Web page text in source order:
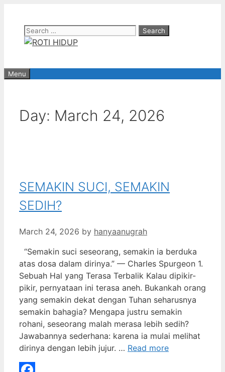
contentSearch
for:
Menu
Day: March 24, 2026
SEMAKIN SUCI, SEMAKIN
SEDIH?
March 24, 2026 by hanyaanugrah
“Semakin suci seseorang, semakin ia berduka
atas dosa dalam dirinya.” — Charles Spurgeon 1.
Sebuah Hal yang Terasa Terbalik Kalau dipikir-
pikir, pernyataan ini terasa aneh. Bukankah orang
yang semakin dekat dengan Tuhan seharusnya
semakin bahagia? Mengapa justru semakin
rohani, seseorang malah merasa lebih sedih?
Jawabannya sederhana: karena ia mulai melihat
dirinya dengan lebih jujur. … Read more